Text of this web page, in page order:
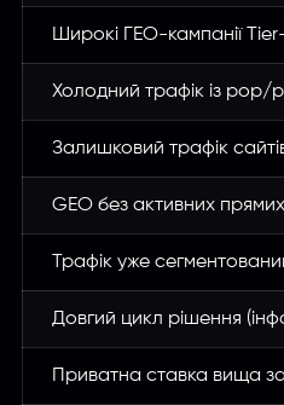
Широкі ГЕО-кампанії
Холодний трафік із pop/
Залишковий трафік
GEO без активних
Трафік уже
Довгий цикл рішення
Приватна ставка вища